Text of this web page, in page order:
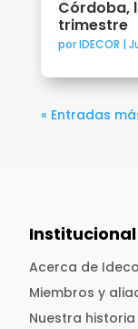
Córdoba,
trimestre
porIDECOR |
« Entradas
Institucional
Acerca de
Miembros y
Nuestra historia